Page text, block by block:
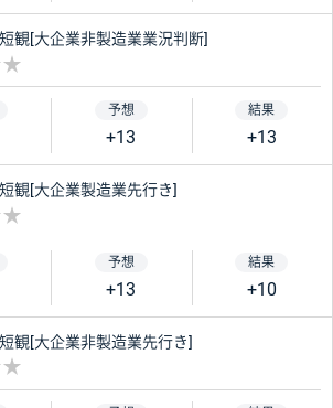
観[大企業非製造業業況判断]
+13 +13
観[大企業製造業先行き]
+13 +10
観[大企業非製造業先行き]